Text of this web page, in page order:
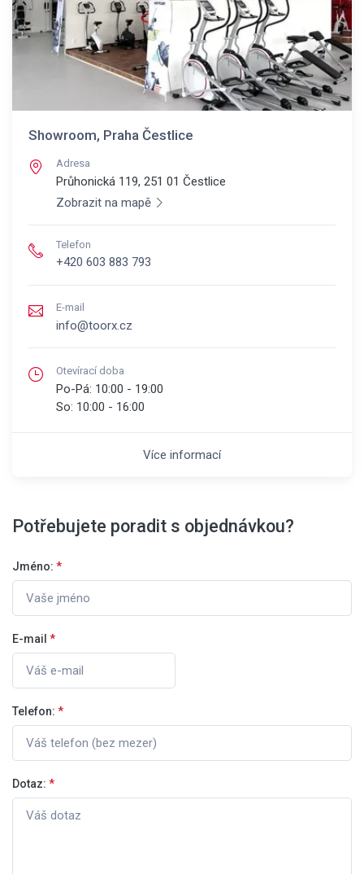
Showroom, Praha Čestlice
Adresa
Průhonická 119, 251 01 Čestlice
Zobrazit na mapě
Telefon
+420 603 883 793
E-mail
info@toorx.cz
Otevírací doba
Po-Pá: 10:00 - 19:00
So: 10:00 - 16:00
Více informací
Potřebujete poradit s objednávkou?
Jméno: *
E-mail *
Telefon: *
Dotaz: *